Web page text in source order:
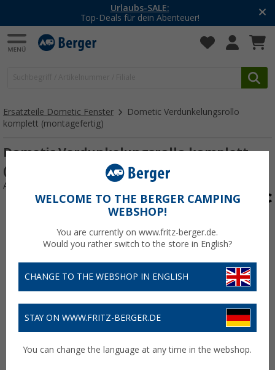
Urlaubs-SALE:
Top-Deals für dein Abenteuer!
Ersatzteile Dometic Fenster
Dometic Verdunkelungsrollo
komplett (montagefertig)
Dometic Verdunkelungsrollo komplett
(montagefertig)
Art.-Nr.: 160883
WELCOME TO THE BERGER CAMPING
WEBSHOP!
You are currently on www.fritz-berger.de.
Would you rather switch to the store in English?
CHANGE TO THE WEBSHOP IN ENGLISH
STAY ON WWW.FRITZ-BERGER.DE
You can change the language at any time in the webshop.